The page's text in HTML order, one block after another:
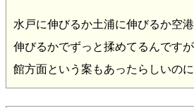
水戸に伸びるか土浦に伸びるか空
伸びるかでずっと揉めてるんです
館方面という案もあったらしいの